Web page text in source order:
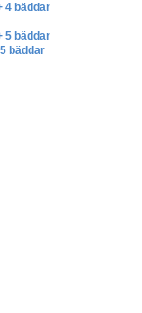
4 bäddar
5 bäddar
bäddar